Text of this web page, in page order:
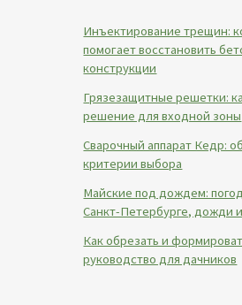
Инъектирование трещин:
помогает восстановить
конструкции
Грязезащитные решетки:
решение для входной зоны
Сварочный аппарат Кедр:
критерии выбора
Майские под дождем:
Санкт-Петербурге, дожди
Как обрезать и
руководство для дачников